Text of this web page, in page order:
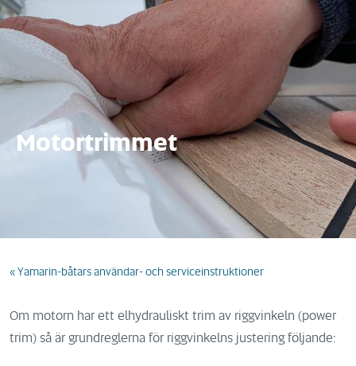
Motortrimmet
« Yamarin-båtars användar- och serviceinstruktioner
Om motorn har ett elhydrauliskt trim av riggvinkeln (power
trim) så är grundreglerna för riggvinkelns justering följande: